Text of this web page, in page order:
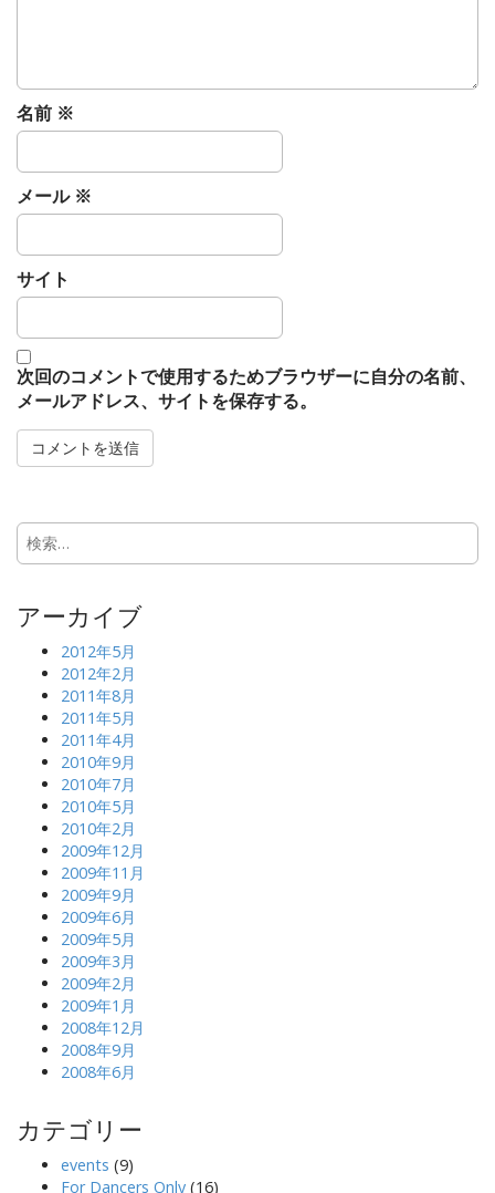
名前 ※
メール ※
サイト
次回のコメントで使用するためブラウザーに自分の名前、
メールアドレス、サイトを保存する。
検
索:
アーカイブ
2012年5月
2012年2月
2011年8月
2011年5月
2011年4月
2010年9月
2010年7月
2010年5月
2010年2月
2009年12月
2009年11月
2009年9月
2009年6月
2009年5月
2009年3月
2009年2月
2009年1月
2008年12月
2008年9月
2008年6月
カテゴリー
events (9)
For Dancers Only (16)